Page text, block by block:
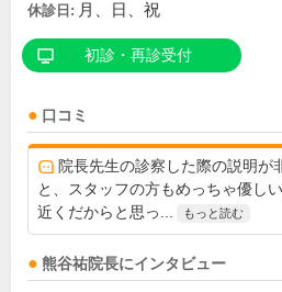
休診日: 月、日、祝
初診・再診受付
口コミ
院長先生の診察した際の説明が
と、スタッフの方もめっちゃ優し
近くだからと思っ...
もっと読む
熊谷祐院長にインタビュー